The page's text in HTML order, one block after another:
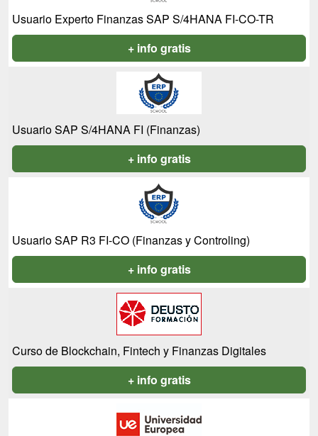
Usuario Experto Finanzas SAP S/4HANA FI-CO-TR
+ info gratis
Usuario SAP S/4HANA FI (Finanzas)
+ info gratis
Usuario SAP R3 FI-CO (Finanzas y Controling)
+ info gratis
Curso de Blockchain, Fintech y Finanzas Digitales
+ info gratis